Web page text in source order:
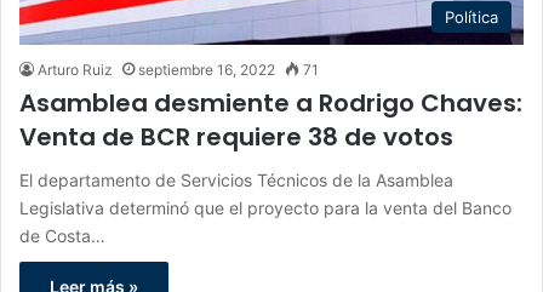
Política
Arturo Ruiz septiembre 16, 2022 71
Asamblea desmiente a Rodrigo Chaves:
Venta de BCR requiere 38 de votos
El departamento de Servicios Técnicos de la Asamblea
Legislativa determinó que el proyecto para la venta del Banco
de Costa…
Leer más »